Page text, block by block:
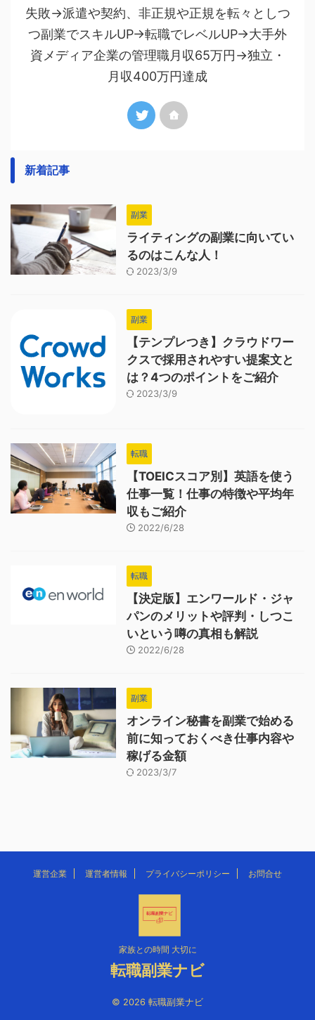
失敗→派遣や契約、非正規や正規を転々としつ
つ副業でスキルUP→転職でレベルUP→大手外
資メディア企業の管理職月収65万円→独立・
月収400万円達成
新着記事
副業
ライティングの副業に向いてい
るのはこんな人！
2023/3/9
副業
【テンプレつき】クラウドワー
クスで採用されやすい提案文と
は？4つのポイントをご紹介
2023/3/9
転職
【TOEICスコア別】英語を使う
仕事一覧！仕事の特徴や平均年
収もご紹介
2022/6/28
転職
【決定版】エンワールド・ジャ
パンのメリットや評判・しつこ
いという噂の真相も解説
2022/6/28
副業
オンライン秘書を副業で始める
前に知っておくべき仕事内容や
稼げる金額
2023/3/7
運営企業 運営者情報 プライバシーポリシー お問合せ
家族との時間 大切に
転職副業ナビ
© 2026 転職副業ナビ